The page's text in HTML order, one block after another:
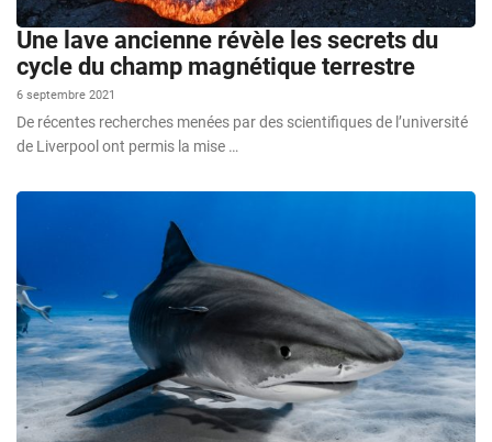
Une lave ancienne révèle les secrets du
cycle du champ magnétique terrestre
6 septembre 2021
De récentes recherches menées par des scientifiques de l’université
de Liverpool ont permis la mise …